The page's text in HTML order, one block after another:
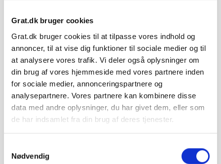
Grat.dk bruger cookies
Grat.dk bruger cookies til at tilpasse vores indhold og
annoncer, til at vise dig funktioner til sociale medier og til
at analysere vores trafik. Vi deler også oplysninger om
din brug af vores hjemmeside med vores partnere inden
for sociale medier, annonceringspartnere og
analysepartnere. Vores partnere kan kombinere disse
data med andre oplysninger, du har givet dem, eller som
de har indsamlet fra din brug af deres tjenester.
Nødvendig
IBF Sort Plus leveres på paller.
Vejledende info
Antal pr. m²: 2,8 stk
Vægt pr. stk.: 50 kg
Stk. pr. palle:
20 stk.
Levering & IBF Paller:
Levering:
Op til 7 paller: Jylland / Fyn. 1425 kr.
Op til 7 paller: Sjælland: 1675 kr.
Fra 8 paller: Gratis!